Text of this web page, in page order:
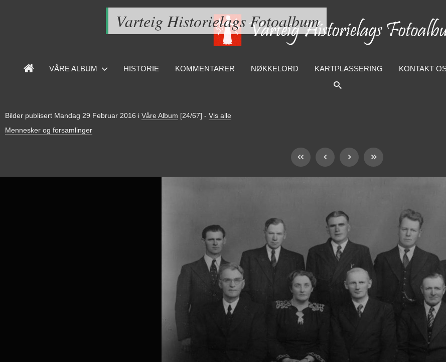
Varteig Historielags Fotoalbum
VÅRE ALBUM HISTORIE KOMMENTARER NØKKELORD KARTPLASSERING KONTAKT
Bilder publisert Mandag 29 Februar 2016 i Våre Album [24/67] - Vis alle
Mennesker og forsamlinger